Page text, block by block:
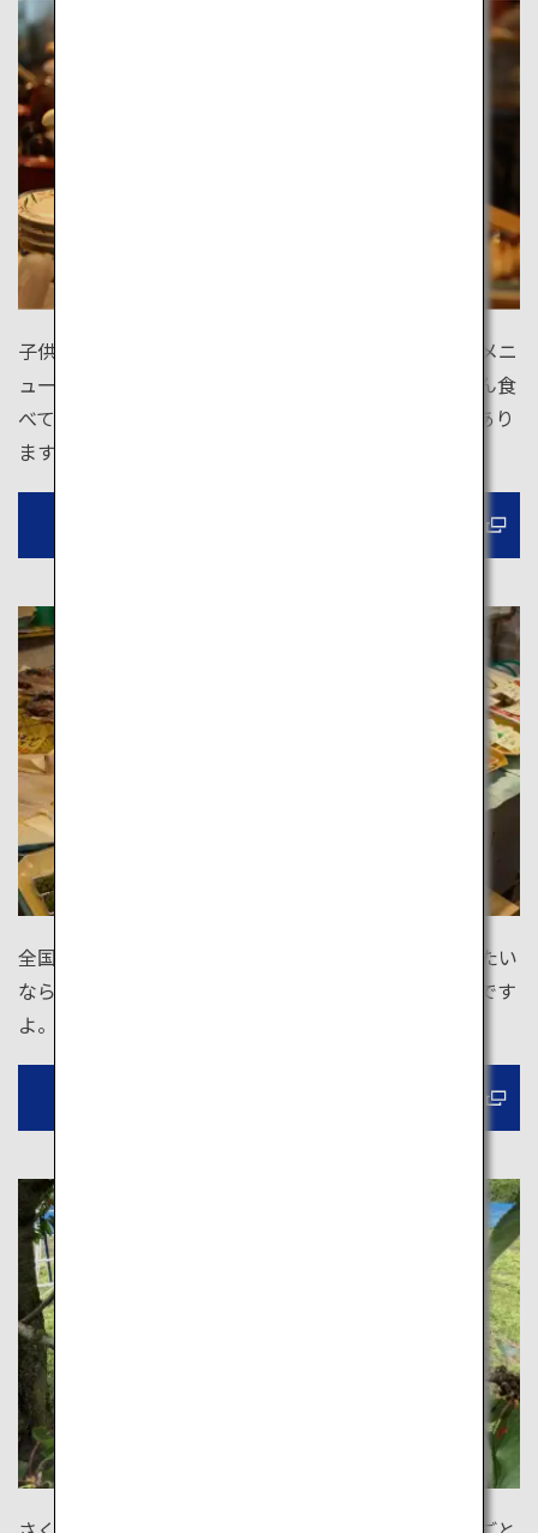
子供向けのお楽しみが用意されている店や寿司以外のメニ
ューが豊富な店もあり、子供連れでも楽しく、たくさん食
べてもリーズナブル。大満足の寿司バーが日本各地にあり
ます。
全国各地で開催される朝市。地元の新鮮な食体験をしたい
なら、ぜひ訪れましょう。地元の人との交流も楽しいです
よ。